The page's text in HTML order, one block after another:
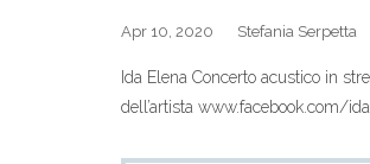
Apr 10, 2020 Stefania Serpetta
Ida Elena Concerto acustico in
dell’artista www.facebook.com/